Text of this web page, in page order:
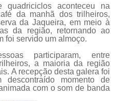
aconteceu na
da manhã dos trilheiros,
da Jaqueira, em meio à
da região, retornando ao
foi servido um almoço.
participaram, entre
a maioria da região
A recepção desta galera foi
momento de
com o som de banda